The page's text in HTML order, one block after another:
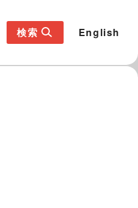
検索 English